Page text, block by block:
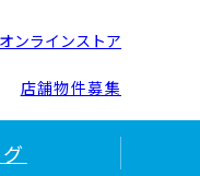
オンラインストア
店舗物件募集